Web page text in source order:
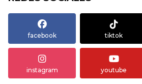
facebook tiktok
instagram youtube